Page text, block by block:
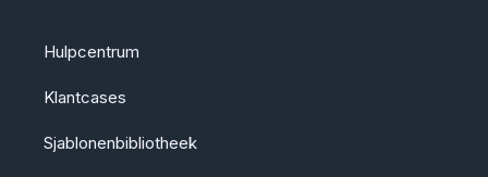
Hulpcentrum
Klantcases
Sjablonenbibliotheek